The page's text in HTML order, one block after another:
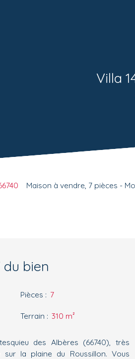
Villa
Maison à vendre, 7 pièces -
du bien
Pièces : 7
Terrain : 310 m²
des Albères (66740), très
la plaine du Roussillon. Vous